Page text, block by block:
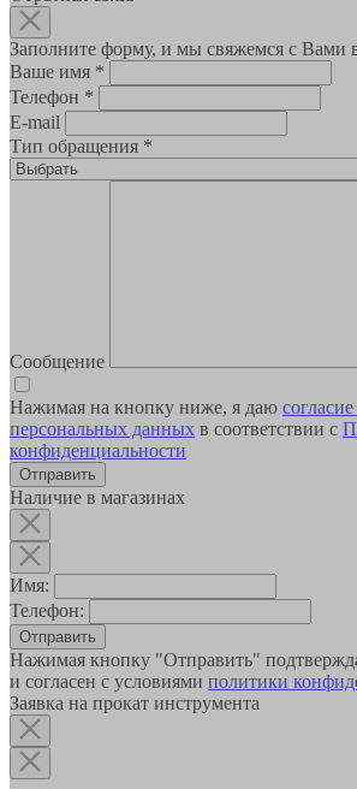
Заполните форму, и мы свяжемся с Вами
Ваше имя *
Телефон *
E-mail
Тип обращения *
Сообщение
Нажимая на кнопку ниже, я даю
персональных данных в соответствии с
конфиденциальности
Наличие в магазинах
Имя:
Телефон:
Отправить
Нажимая кнопку "Отправить"
и согласен с условиями политики
Заявка на прокат инструмента